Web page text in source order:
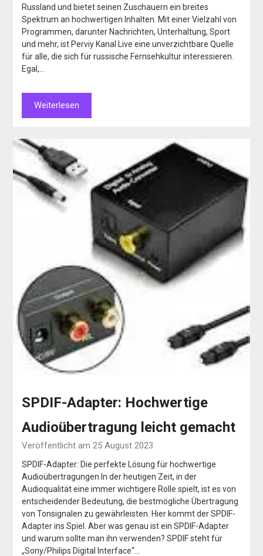
Russland und bietet seinen Zuschauern ein breites
Spektrum an hochwertigen Inhalten. Mit einer Vielzahl von
Programmen, darunter Nachrichten, Unterhaltung, Sport
und mehr, ist Perviy Kanal Live eine unverzichtbare Quelle
für alle, die sich für russische Fernsehkultur interessieren.
Egal,…
Weiterlesen
SPDIF-Adapter: Hochwertige
Audioübertragung leicht gemacht
Veröffentlicht am 25 August 2023
SPDIF-Adapter: Die perfekte Lösung für hochwertige
Audioübertragungen In der heutigen Zeit, in der
Audioqualität eine immer wichtigere Rolle spielt, ist es von
entscheidender Bedeutung, die bestmögliche Übertragung
von Tonsignalen zu gewährleisten. Hier kommt der SPDIF-
Adapter ins Spiel. Aber was genau ist ein SPDIF-Adapter
und warum sollte man ihn verwenden? SPDIF steht für
„Sony/Philips Digital Interface“…